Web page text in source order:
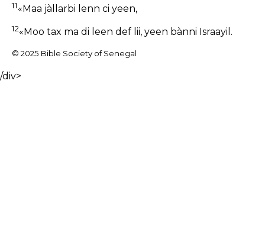
11«Maa jàllarbi lenn ci yeen,
12«Moo tax ma di leen def lii, yeen bànni Israayil.
© 2025 Bible Society of Senegal
/div>